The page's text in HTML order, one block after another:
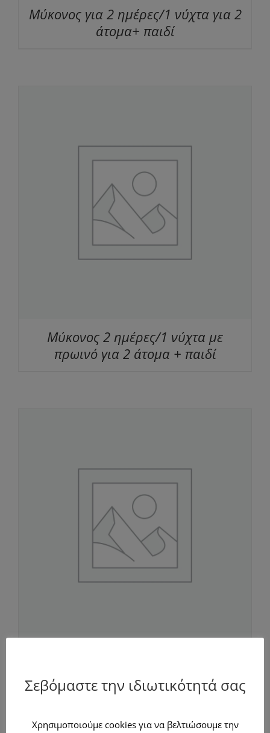
Μύκονος για 2 ημέρες/1 νύχτα για 2
άτομα+ παιδί
Μύκονος 2 ημέρες/1 νύχτα με
πρωινό για 2 άτομα + παιδί
2 άτομα
Σεβόμαστε την ιδιωτικότητά σας
Χρησιμοποιούμε cookies για να βελτιώσουμε την